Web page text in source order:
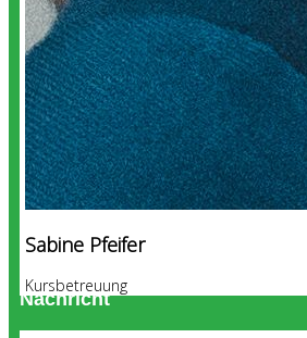
Sabine Pfeifer
Kursbetreuung
Nachricht